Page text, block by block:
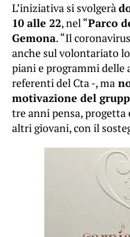
L’iniziativa si svolgerà
10 alle 22, nel “Parco
Gemona. “Il
anche sul volontariato
piani e programmi delle
referenti del Cta -, ma
motivazione del
tre anni pensa,
altri giovani, con il